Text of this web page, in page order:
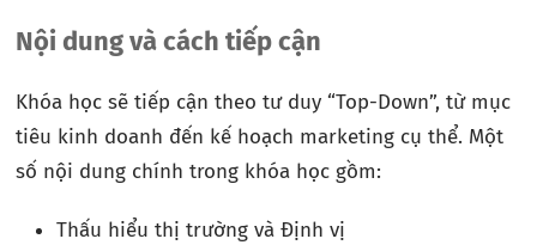
Nội dung và cách tiếp cận
Khóa học sẽ tiếp cận theo tư duy “Top-Down”, từ mục
tiêu kinh doanh đến kế hoạch marketing cụ thể. Một
số nội dung chính trong khóa học gồm:
Thấu hiểu thị trường và Định vị